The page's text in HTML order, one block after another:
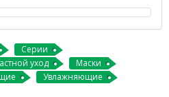
Серии
уход
Маски
Увлажняющие